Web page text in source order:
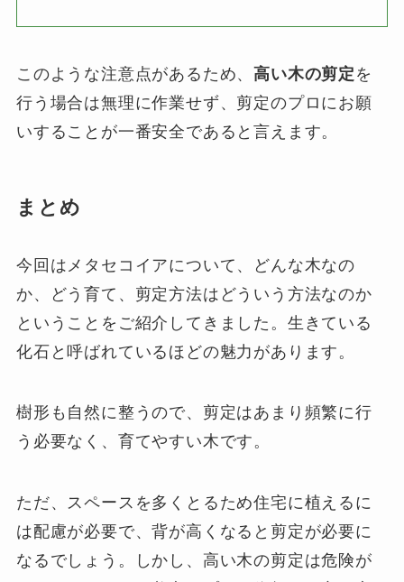
このような注意点があるため、高い木の剪定 を
行う場合は無理に作業せず、剪定のプロにお願
いすることが一番安全であると言えます。
まとめ
今回はメタセコイアについて、どんな木なの
か、どう育て、剪定方法はどういう方法なのか
ということをご紹介してきました。生きている
化石と呼ばれているほどの魅力があります。
樹形も自然に整うので、剪定はあまり頻繁に行
う必要なく、育てやすい木です。
ただ、スペースを多くとるため住宅に植えるに
は配慮が必要で、背が高くなると剪定が必要に
なるでしょう。しかし、高い木の剪定は危険が